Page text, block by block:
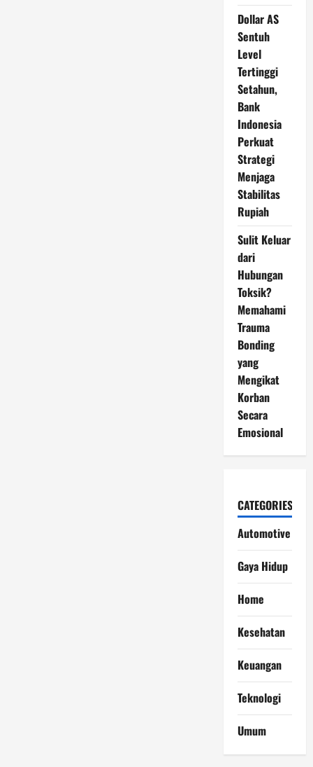
Dollar AS
Sentuh
Level
Tertinggi
Setahun,
Bank
Indonesia
Perkuat
Strategi
Menjaga
Stabilitas
Rupiah
Sulit Keluar
dari
Hubungan
Toksik?
Memahami
Trauma
Bonding
yang
Mengikat
Korban
Secara
Emosional
CATEGORIES
Automotive
Gaya Hidup
Home
Kesehatan
Keuangan
Teknologi
Umum